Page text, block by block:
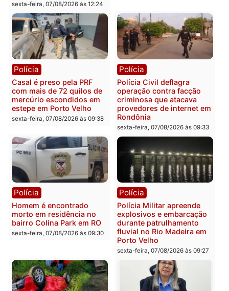
Polícia
2 MILHÕES – Unnesa
apresenta documentos
que comprovam
transparência e legalidade
na operação alvo da PF
sexta-feira, 07/08/2026 às 12:24
Polícia
Polícia Federal apreende
400 quilos de drogas e
prende motorista em RO
sexta-feira, 07/08/2026 às
Polícia
Casal é preso pela PRF
com mais de 72 quilos de
mercúrio escondidos em
estepe em Porto Velho
sexta-feira, 07/08/2026 às 09:38
Polícia
Polícia Civil deflagra
operação contra facção
criminosa que atacava
provedores de internet
Rondônia
sexta-feira, 07/08/2026 às